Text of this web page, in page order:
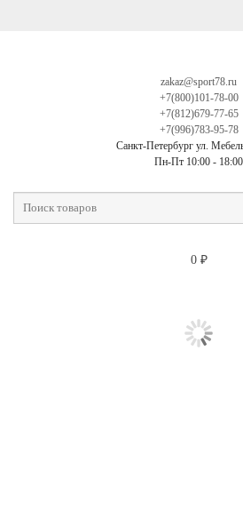
zakaz@sport78.ru
+7(800)101-78-00
+7(812)679-77-65
+7(996)783-95-78
Санкт-Петербург ул.
Пн-Пт 10:00 - 18:00
0 ₽